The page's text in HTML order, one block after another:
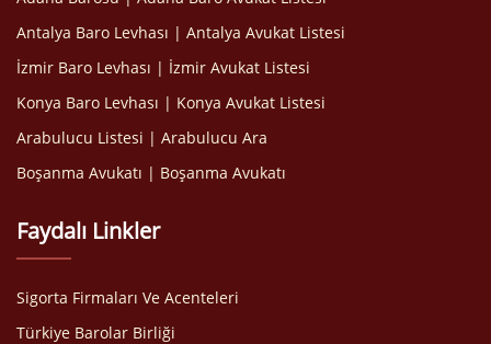
Antalya Baro Levhası | Antalya Avukat Listesi
İzmir Baro Levhası | İzmir Avukat Listesi
Konya Baro Levhası | Konya Avukat Listesi
Arabulucu Listesi | Arabulucu Ara
Boşanma Avukatı | Boşanma Avukatı
Faydalı Linkler
Sigorta Firmaları Ve Acenteleri
Türkiye Barolar Birliği